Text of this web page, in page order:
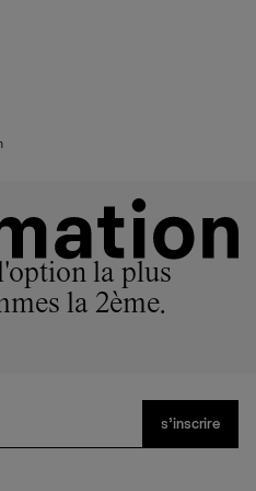
la plus
la 2ème.
s’inscrire